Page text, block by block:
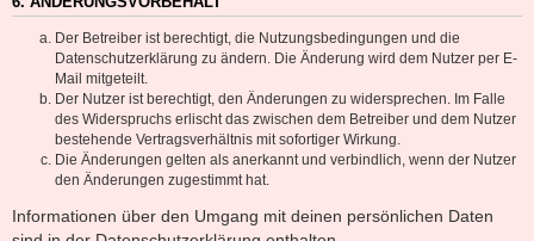
Der Betreiber ist berechtigt, die Nutzungsbedingungen und die
Datenschutzerklärung zu ändern. Die Änderung wird dem Nutzer per E-
Mail mitgeteilt.
Der Nutzer ist berechtigt, den Änderungen zu widersprechen. Im Falle
des Widerspruchs erlischt das zwischen dem Betreiber und dem Nutzer
bestehende Vertragsverhältnis mit sofortiger Wirkung.
Die Änderungen gelten als anerkannt und verbindlich, wenn der Nutzer
den Änderungen zugestimmt hat.
Informationen über den Umgang mit deinen persönlichen Daten